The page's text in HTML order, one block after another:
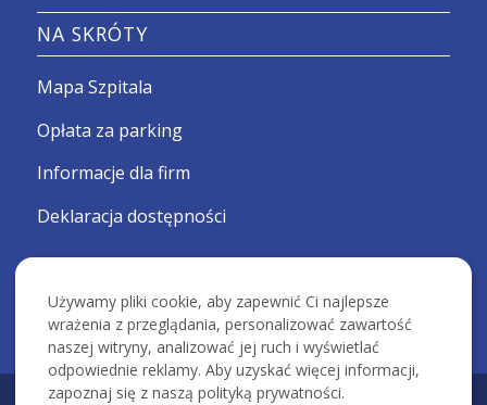
NA SKRÓTY
Mapa Szpitala
Opłata za parking
Informacje dla firm
Deklaracja dostępności
Używamy pliki cookie, aby zapewnić Ci najlepsze
wrażenia z przeglądania, personalizować zawartość
naszej witryny, analizować jej ruch i wyświetlać
odpowiednie reklamy. Aby uzyskać więcej informacji,
zapoznaj się z naszą polityką prywatności.